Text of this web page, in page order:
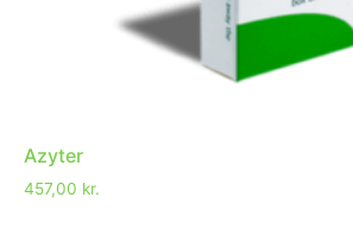
Azyter
457,00 kr.